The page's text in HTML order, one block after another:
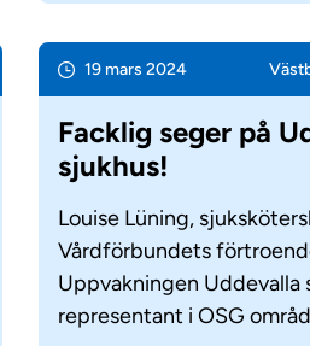
19 mars 2024
Facklig seger på
sjukhus!
Louise Lüning,
Vårdförbundets
Uppvakningen Uddevalla
representant i OSG